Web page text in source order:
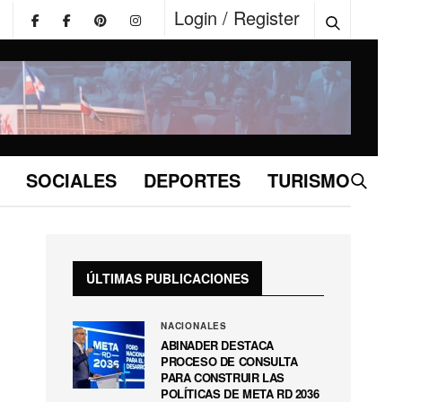
Login / Register
SOCIALES DEPORTES TURISMO
ÚLTIMAS PUBLICACIONES
NACIONALES
ABINADER DESTACA
PROCESO DE CONSULTA
PARA CONSTRUIR LAS
POLÍTICAS DE META RD 2036